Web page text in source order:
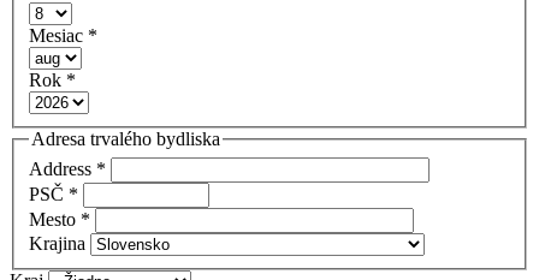
Mesiac *
Rok *
Adresa trvalého bydliska
Address *
PSČ *
Mesto *
Krajina